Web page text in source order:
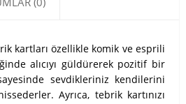
kartları özellikle komik ve esprili
alıcıyı güldürerek pozitif bir
sevdikleriniz kendilerini
Ayrıca, tebrik kartınızı